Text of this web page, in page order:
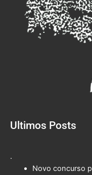
Ultimos Posts
.
Novo concurso